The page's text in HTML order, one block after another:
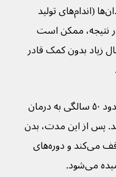
در دختران مبتلا به سندرم تِرنر، تخمدان‌ها (اندام‌های تولید
کار نمی‌کنند. در نتیجه، ممکن است
زیاد بدون کمک قادر
زنان مبتلا به سندرم تِرنر معمولا تا حدود ۵۰ سالگی به درمان
دارند. پس از این مدت، بدن
به طور معمول تولید استروژن را متوقف می‌کند و دوره‌های
می‌‌شود.